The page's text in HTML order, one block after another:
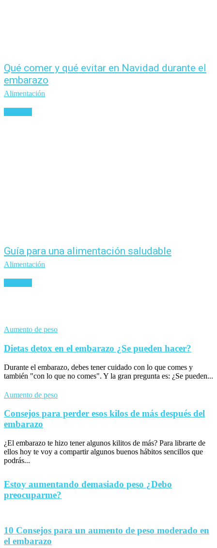
Qué comer y qué evitar en Navidad durante el
embarazo
Alimentación
Guía para una alimentación saludable
Alimentación
Aumento de peso
Dietas detox en el embarazo ¿Se pueden hacer?
Durante el embarazo, debes tener cuidado con lo que comes y
también "con lo que no comes". Y la gran pregunta es: ¿Se pueden...
Aumento de peso
Consejos para perder esos kilos de más después del
embarazo
¿El embarazo te hizo tener algunos kilitos de más? Para librarte de
ellos hoy te voy a compartir algunos buenos hábitos sencillos que
podrás...
Estoy aumentando demasiado peso ¿Debo
preocuparme?
10 Consejos para un aumento de peso moderado en
el embarazo